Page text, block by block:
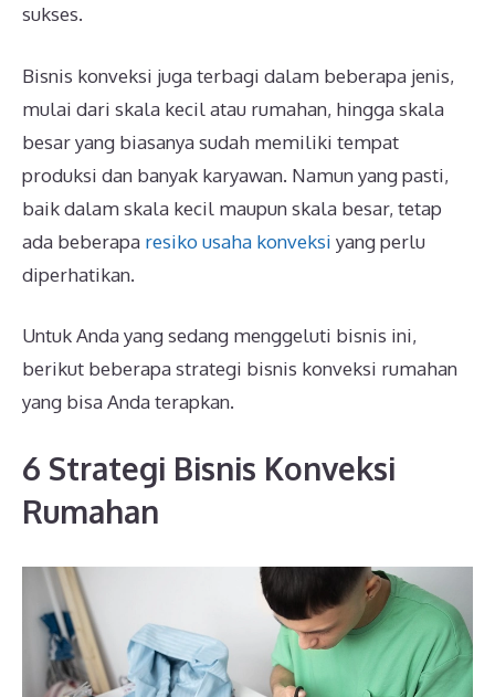
sukses.
Bisnis konveksi juga terbagi dalam beberapa jenis,
mulai dari skala kecil atau rumahan, hingga skala
besar yang biasanya sudah memiliki tempat
produksi dan banyak karyawan. Namun yang pasti,
baik dalam skala kecil maupun skala besar, tetap
ada beberapa resiko usaha konveksi yang perlu
diperhatikan.
Untuk Anda yang sedang menggeluti bisnis ini,
berikut beberapa strategi bisnis konveksi rumahan
yang bisa Anda terapkan.
6 Strategi Bisnis Konveksi
Rumahan